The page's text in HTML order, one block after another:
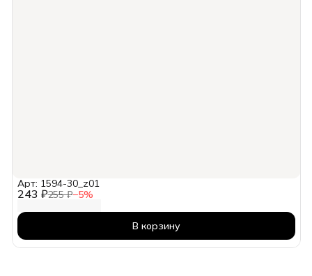
243 ₽255 ₽−5%
Арт: 1594-30_z01
В корзину